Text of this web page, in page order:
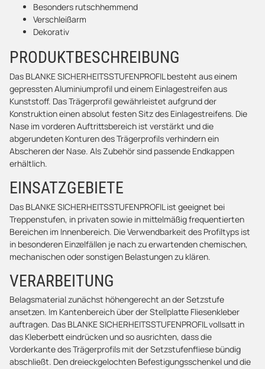
Besonders rutschhemmend
Verschleißarm
Dekorativ
PRODUKTBESCHREIBUNG
Das BLANKE SICHERHEITSSTUFENPROFIL besteht aus einem
gepressten Aluminiumprofil und einem Einlagestreifen aus
Kunststoff. Das Trägerprofil gewährleistet aufgrund der
Konstruktion einen absolut festen Sitz des Einlagestreifens. Die
Nase im vorderen Auftrittsbereich ist verstärkt und die
abgerundeten Konturen des Trägerprofils verhindern ein
Abscheren der Nase. Als Zubehör sind passende Endkappen
erhältlich.
EINSATZGEBIETE
Das BLANKE SICHERHEITSSTUFENPROFIL ist geeignet bei
Treppenstufen, in privaten sowie in mittelmäßig frequentierten
Bereichen im Innenbereich. Die Verwendbarkeit des Profiltyps ist
in besonderen Einzelfällen je nach zu erwartenden chemischen,
mechanischen oder sonstigen Belastungen zu klären.
VERARBEITUNG
Belagsmaterial zunächst höhengerecht an der Setzstufe
ansetzen. Im Kantenbereich über der Stellplatte Fliesenkleber
auftragen. Das BLANKE SICHERHEITSSTUFENPROFIL vollsatt in
das Kleberbett eindrücken und so ausrichten, dass die
Vorderkante des Trägerprofils mit der Setzstufenfliese bündig
abschließt. Den dreieckgelochten Befestigungsschenkel und die